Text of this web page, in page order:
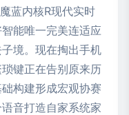
蓝内核R现代实时
能唯一完美连适应
境。现在掏出手机
键正在告别原来历
构建形成宏观协赛
音打造自家系统家